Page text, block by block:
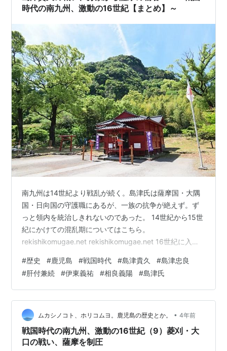
時代の南九州、激動の16世紀【まとめ】～
南九州は14世紀より戦乱が続く。島津氏は薩摩国・大隅
国・日向国の守護職にあるが、一族の抗争が絶えず。ず
っと領内を統治しきれないのであった。 14世紀から15世
紀にかけての混乱期についてはこちら。
rekishikomugae.net rekishikomugae.net 16世紀に入っ
る。島津貴久（しまづたかひさ）である。分家から当主
の座につき、反抗する一門衆や国人衆をおさえ込み、支
配体制をかためていく。その過程を一気にたどってみ
る。 三州大乱 薩州家が主導か？ 相州家が政権を掌握、
島津貴久が擁立される 薩州家の反撃、前当主の復帰 島津
忠良・島津…
#歴史 #鹿児島 #戦国時代 #島津貴久 #島津忠良
#肝付兼続 #伊東義祐 #相良義陽 #島津氏
ムカシノコト、ホリコムヨ。鹿児島の歴史とか。 • 4年前
戦国時代の南九州、激動の16世紀（9）菱刈・大
口の戦い、薩摩を制圧